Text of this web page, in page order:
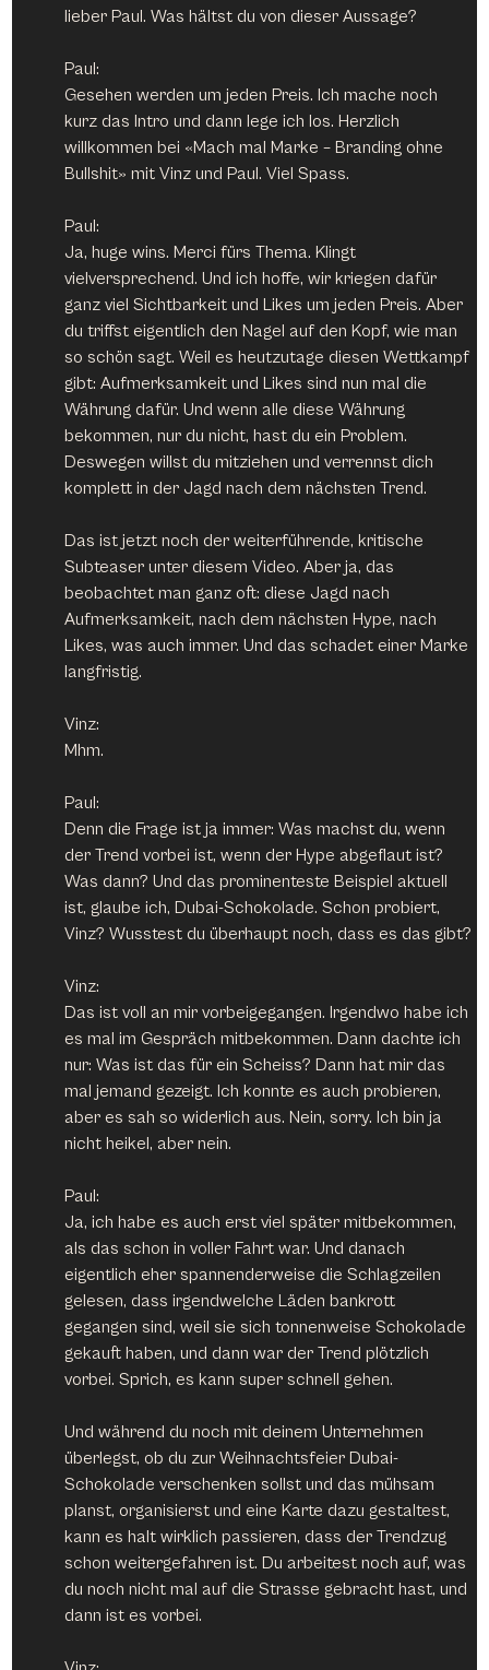
lieber Paul. Was hältst du von dieser Aussage?
Paul:
Gesehen werden um jeden Preis. Ich mache noch
kurz das Intro und dann lege ich los. Herzlich
willkommen bei «Mach mal Marke – Branding ohne
Bullshit» mit Vinz und Paul. Viel Spass.
Paul:
Ja, huge wins. Merci fürs Thema. Klingt
vielversprechend. Und ich hoffe, wir kriegen dafür
ganz viel Sichtbarkeit und Likes um jeden Preis. Aber
du triffst eigentlich den Nagel auf den Kopf, wie man
so schön sagt. Weil es heutzutage diesen Wettkampf
gibt: Aufmerksamkeit und Likes sind nun mal die
Währung dafür. Und wenn alle diese Währung
bekommen, nur du nicht, hast du ein Problem.
Deswegen willst du mitziehen und verrennst dich
komplett in der Jagd nach dem nächsten Trend.
Das ist jetzt noch der weiterführende, kritische
Subteaser unter diesem Video. Aber ja, das
beobachtet man ganz oft: diese Jagd nach
Aufmerksamkeit, nach dem nächsten Hype, nach
Likes, was auch immer. Und das schadet einer Marke
langfristig.
Vinz:
Mhm.
Paul:
Denn die Frage ist ja immer: Was machst du, wenn
der Trend vorbei ist, wenn der Hype abgeflaut ist?
Was dann? Und das prominenteste Beispiel aktuell
ist, glaube ich, Dubai-Schokolade. Schon probiert,
Vinz? Wusstest du überhaupt noch, dass es das gibt?
Vinz:
Das ist voll an mir vorbeigegangen. Irgendwo habe ich
es mal im Gespräch mitbekommen. Dann dachte ich
nur: Was ist das für ein Scheiss? Dann hat mir das
mal jemand gezeigt. Ich konnte es auch probieren,
aber es sah so widerlich aus. Nein, sorry. Ich bin ja
nicht heikel, aber nein.
Paul:
Ja, ich habe es auch erst viel später mitbekommen,
als das schon in voller Fahrt war. Und danach
eigentlich eher spannenderweise die Schlagzeilen
gelesen, dass irgendwelche Läden bankrott
gegangen sind, weil sie sich tonnenweise Schokolade
gekauft haben, und dann war der Trend plötzlich
vorbei. Sprich, es kann super schnell gehen.
Und während du noch mit deinem Unternehmen
überlegst, ob du zur Weihnachtsfeier Dubai-
Schokolade verschenken sollst und das mühsam
planst, organisierst und eine Karte dazu gestaltest,
kann es halt wirklich passieren, dass der Trendzug
schon weitergefahren ist. Du arbeitest noch auf, was
du noch nicht mal auf die Strasse gebracht hast, und
dann ist es vorbei.